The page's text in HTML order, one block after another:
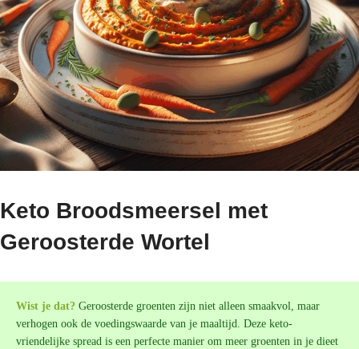
Keto Broodsmeersel met
Geroosterde Wortel
Wist je dat? Geroosterde groenten zijn niet alleen smaakvol, maar
verhogen ook de voedingswaarde van je maaltijd. Deze keto-
vriendelijke spread is een perfecte manier om meer groenten in je dieet